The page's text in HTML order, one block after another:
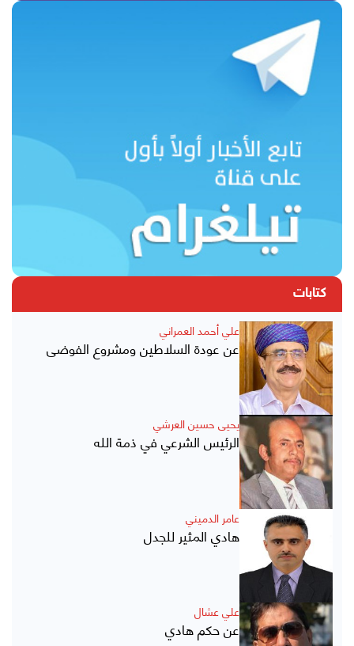
كتابات
علي أحمد العمراني
عن عودة السلاطين ومشروع الفوضى
يحيى حسين العرشي
الرئيس الشرعي في ذمة الله
عامر الدميني
هادي المثير للجدل
علي عشال
عن حكم هادي